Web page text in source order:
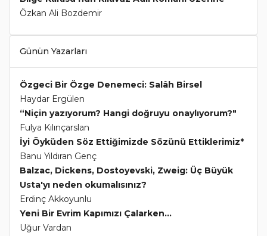
Özkan Ali Bozdemir
Günün Yazarları
Özgeci Bir Özge Denemeci: Salâh Birsel
Haydar Ergülen
“Niçin yazıyorum? Hangi doğruyu onaylıyorum?"
Fulya Kılınçarslan
İyi Öyküden Söz Ettiğimizde Sözünü Ettiklerimiz*
Banu Yıldıran Genç
Balzac, Dickens, Dostoyevski, Zweig: Üç Büyük
Usta'yı neden okumalısınız?
Erdinç Akkoyunlu
Yeni Bir Evrim Kapımızı Çalarken...
Uğur Vardan